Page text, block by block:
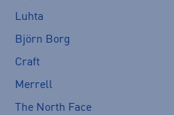
Luhta
Björn Borg
Craft
Merrell
The North Face